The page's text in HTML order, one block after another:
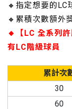
🔸指定想要的LC
🔸累積次數額外
🔸【LC 全系列
有LC階級球員
累計次
30
60